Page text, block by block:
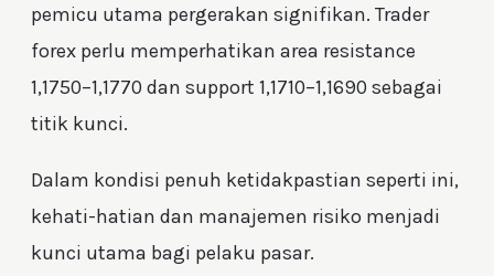
pemicu utama pergerakan signifikan. Trader
forex perlu memperhatikan area resistance
1,1750–1,1770 dan support 1,1710–1,1690 sebagai
titik kunci.
Dalam kondisi penuh ketidakpastian seperti ini,
kehati-hatian dan manajemen risiko menjadi
kunci utama bagi pelaku pasar.